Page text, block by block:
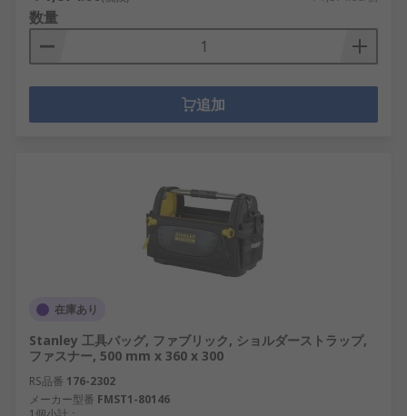
数量
追加
在庫あり
Stanley 工具バッグ, ファブリック, ショルダーストラップ,
ファスナー, 500 mm x 360 x 300
RS品番 176-2302
メーカー型番 FMST1-80146